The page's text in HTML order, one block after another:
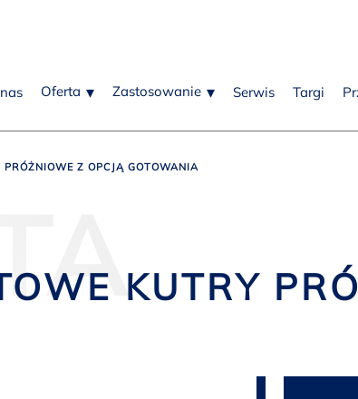
Oferta Zastosowanie Serwis Targi
PRÓŻNIOWE Z OPCJĄ GOTOWANIA
KUTRY